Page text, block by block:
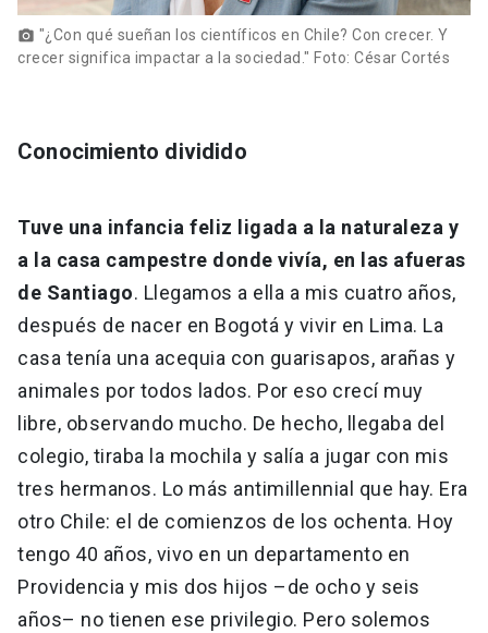
photo_camera "¿Con qué sueñan los científicos en Chile? Con crecer. Y
crecer significa impactar a la sociedad." Foto: César Cortés
Conocimiento dividido
Tuve una infancia feliz ligada a la naturaleza y
a la casa campestre donde vivía, en las afueras
de Santiago. Llegamos a ella a mis cuatro años,
después de nacer en Bogotá y vivir en Lima. La
casa tenía una acequia con guarisapos, arañas y
animales por todos lados. Por eso crecí muy
libre, observando mucho. De hecho, llegaba del
colegio, tiraba la mochila y salía a jugar con mis
tres hermanos. Lo más antimillennial que hay. Era
otro Chile: el de comienzos de los ochenta. Hoy
tengo 40 años, vivo en un departamento en
Providencia y mis dos hijos –de ocho y seis
años– no tienen ese privilegio. Pero solemos